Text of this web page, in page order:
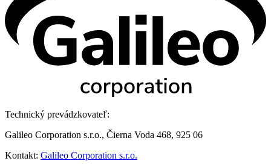
Technický prevádzkovateľ:
Galileo Corporation s.r.o., Čierna Voda 468, 925 06
Kontakt: Galileo Corporation s.r.o.